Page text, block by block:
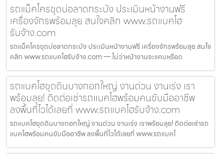
รถแม็คโครขุดบ่อลาดกระบัง ประเมินหน้างานฟรี
เครื่องจักรพร้อมลุย สนใจคลิก www.รถแบคโฮ
รับจ้าง.com
รถแม็คโครขุดบ่อลาดกระบัง ประเมินหน้างานฟรี เครื่องจักรพร้อมลุย สนใจ
คลิก www.รถแบคโฮรับจ้าง.com — ไม่ว่าหน้างานจะแคบหรือด
รถแบคโฮขุดดินบางกอกใหญ่ งานด่วน งานเร่ง เรา
พร้อมลุย! ติดต่อเช่ารถแบคโฮพร้อมคนขับมืออาชีพ
ลงพื้นที่ไวได้เลยที่ www.รถแบคโฮรับจ้าง.com
รถแบคโฮขุดดินบางกอกใหญ่ งานด่วน งานเร่ง เราพร้อมลุย! ติดต่อเช่ารถ
แบคโฮพร้อมคนขับมืออาชีพ ลงพื้นที่ไวได้เลยที่ www.รถแบคโ